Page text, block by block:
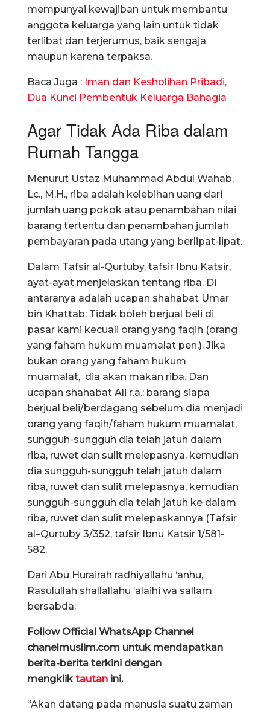
mempunyai kewajiban untuk membantu
anggota keluarga yang lain untuk tidak
terlibat dan terjerumus, baik sengaja
maupun karena terpaksa.
Baca Juga : Iman dan Kesholihan Pribadi,
Dua Kunci Pembentuk Keluarga Bahagia
Agar Tidak Ada Riba dalam
Rumah Tangga
Menurut Ustaz Muhammad Abdul Wahab,
Lc., M.H., riba adalah kelebihan uang dari
jumlah uang pokok atau penambahan nilai
barang tertentu dan penambahan jumlah
pembayaran pada utang yang berlipat-lipat.
Dalam Tafsir al-Qurtuby, tafsir Ibnu Katsir,
ayat-ayat menjelaskan tentang riba. Di
antaranya adalah ucapan shahabat Umar
bin Khattab: Tidak boleh berjual beli di
pasar kami kecuali orang yang faqih (orang
yang faham hukum muamalat pen.). Jika
bukan orang yang faham hukum
muamalat, dia akan makan riba. Dan
ucapan shahabat Ali r.a.: barang siapa
berjual beli/berdagang sebelum dia menjadi
orang yang faqih/faham hukum muamalat,
sungguh-sungguh dia telah jatuh dalam
riba, ruwet dan sulit melepasnya, kemudian
dia sungguh-sungguh telah jatuh dalam
riba, ruwet dan sulit melepasnya, kemudian
sungguh-sungguh dia telah jatuh ke dalam
riba, ruwet dan sulit melepaskannya (Tafsir
al–Qurtuby 3/352, tafsir Ibnu Katsir 1/581-
582,
Dari Abu Hurairah radhiyallahu ‘anhu,
Rasulullah shallallahu ‘alaihi wa sallam
bersabda:
Follow Official WhatsApp Channel
chanelmuslim.com untuk mendapatkan
berita-berita terkini dengan
mengkliktautan ini.
“Akan datang pada manusia suatu zaman